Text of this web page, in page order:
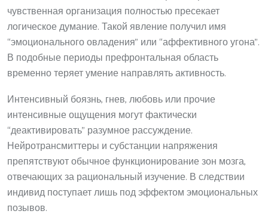
чувственная организация полностью пресекает
логическое думание. Такой явление получил имя
“эмоционального овладения” или “аффективного угона”.
В подобные периоды префронтальная область
временно теряет умение направлять активность.
Интенсивный боязнь, гнев, любовь или прочие
интенсивные ощущения могут фактически
“деактивировать” разумное рассуждение.
Нейротрансмиттеры и субстанции напряжения
препятствуют обычное функционирование зон мозга,
отвечающих за рациональный изучение. В следствии
индивид поступает лишь под эффектом эмоциональных
позывов.